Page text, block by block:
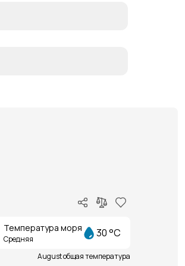
Температура моря
Средняя 30 °C
August общая температура